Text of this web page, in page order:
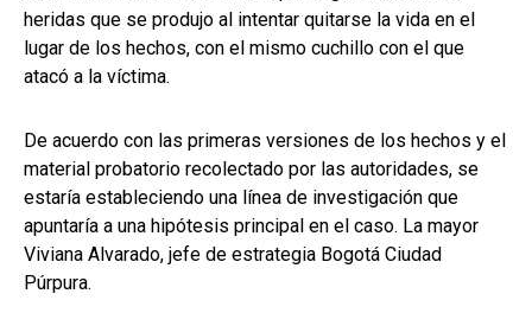
heridas que se produjo al intentar quitarse la vida en el
lugar de los hechos, con el mismo cuchillo con el que
atacó a la víctima.
De acuerdo con las primeras versiones de los hechos y el
material probatorio recolectado por las autoridades, se
estaría estableciendo una línea de investigación que
apuntaría a una hipótesis principal en el caso. La mayor
Viviana Alvarado, jefe de estrategia Bogotá Ciudad
Púrpura.